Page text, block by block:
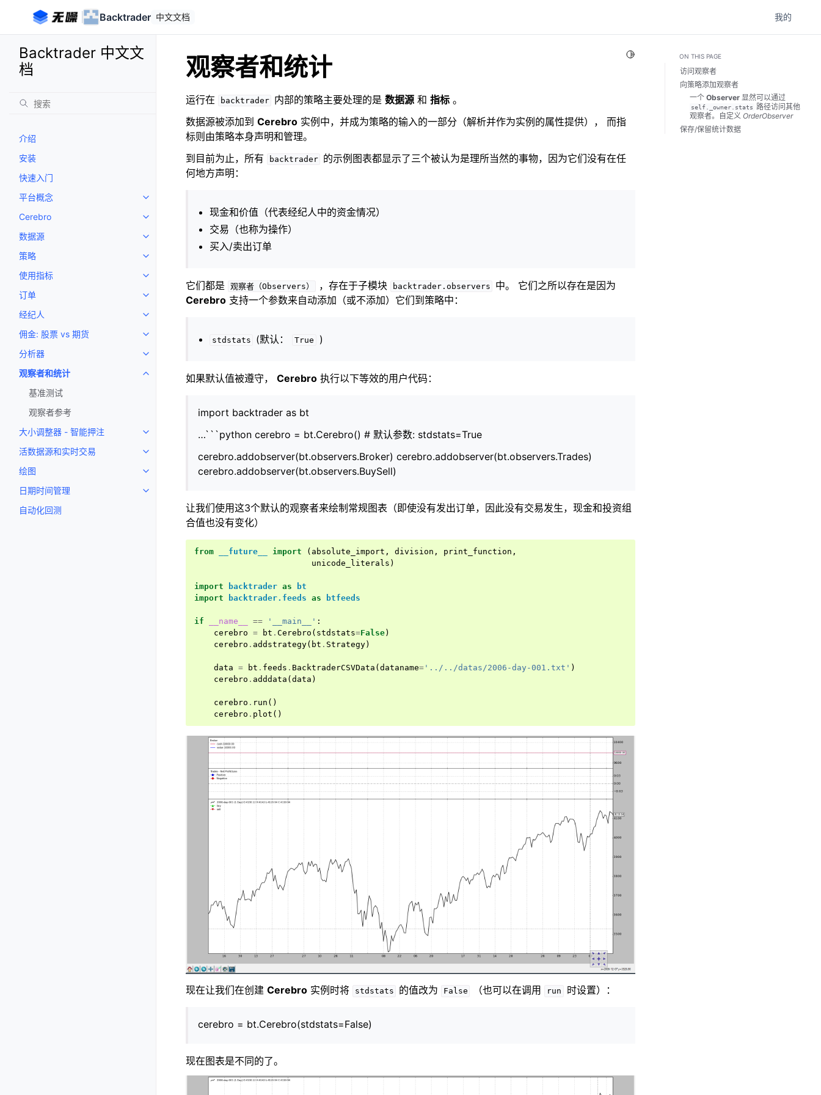
Backtrader 中文文档 我的
Backtrader 中文文
档
介绍
安装
快速入门
平台概念
Toggle navigation of 平台概念
Cerebro
Toggle navigation of Cerebro
数据源
Toggle navigation of 数据源
策略
Toggle navigation of 策略
使用指标
Toggle navigation of 使用指标
订单
Toggle navigation of 订单
经纪人
Toggle navigation of 经纪人
佣金: 股票 vs 期货
Toggle navigation of 佣金: 股票 vs 期货
分析器
Toggle navigation of 分析器
观察者和统计
Toggle navigation of 观察者和统计
基准测试
观察者参考
大小调整器 - 智能押注
Toggle navigation of 大小调整器 - 智能押注
活数据源和实时交易
Toggle navigation of 活数据源和实时交易
绘图
Toggle navigation of 绘图
日期时间管理
Toggle navigation of 日期时间管理
自动化回测
Toggle Light / Dark / Auto color theme
观察者和统计
运行在 backtrader 内部的策略主要处理的是数据源 和指标 。
数据源被添加到 Cerebro 实例中，并成为策略的输入的一部分（解析并作为实例的属性提供）， 而指
标则由策略本身声明和管理。
到目前为止，所有
backtrader
的示例图表都显示了三个被认为是理所当然的事物，因为它们没有在任
何地方声明：
现金和价值（代表经纪人中的资金情况）
交易（也称为操作）
买入/卖出订单
它们都是 观察者（Observers） ，存在于子模块 backtrader.observers
中。 它们之所以存在是因为
Cerebro 支持一个参数来自动添加（或不添加）它们到策略中：
stdstats (默认： True )
如果默认值被遵守， Cerebro 执行以下等效的用户代码：
import backtrader as bt
…```python cerebro = bt.Cerebro() # 默认参数: stdstats=True
cerebro.addobserver(bt.observers.Broker) cerebro.addobserver(bt.observers.Trades)
cerebro.addobserver(bt.observers.BuySell)
让我们使用这3个默认的观察者来绘制常规图表（即使没有发出订单，因此没有交易发生，现金和投资组
合值也没有变化）
from __future__ import ( absolute_import , division , print_function ,
unicode_literals )
import backtrader as
bt
import
backtrader.feeds as btfeeds
if __name__ == '__main__' :
cerebro = bt . Cerebro ( stdstats=False)
cerebro . addstrategy( bt . Strategy)
data = bt . feeds . BacktraderCSVData ( dataname= '../../datas/2006-day-001.txt' )
cerebro . adddata ( data )
cerebro . run ()
cerebro . plot ()
现在让我们在创建 Cerebro 实例时将 stdstats 的值改为 False （也可以在调用 run 时设置）：
cerebro = bt.Cerebro(stdstats=False)
现在图表是不同的了。
ON THIS PAGE
访问观察者
向策略添加观察者
一个 Observer 显然可以通过
self._owner.stats 路径访问其他
观察者。自定义 OrderObserver
保存/保留统计数据